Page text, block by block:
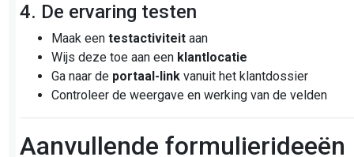
4. De ervaring testen
Maak eentestactiviteit aan
Wijs deze toe aan een klantlocatie
Ga naar de portaal-link vanuit het klantdossier
Controleer de weergave en werking van de velden
Aanvullende formulierideeën